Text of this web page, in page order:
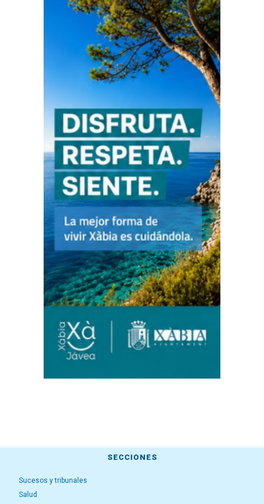
SECCIONES
Sucesos y tribunales
Salud